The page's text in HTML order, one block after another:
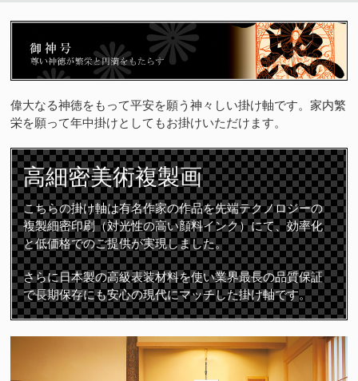
偉大なる神徳をもって平安を願う神々しい掛け軸です。家内繁
栄を願って年中掛けとしてもお掛けいただけます。
高細密美術複製画
こちらの掛け軸は有名作家の作品を先端テクノロジーの
複製細密印刷（対光性の高い顔料インク）にて、効率化
と低価格でのご提供が実現しました。
さらに日本製の高級表装材料を使い業界最長の品質保証
で長期保存にも安心の現代にマッチした掛け軸です。